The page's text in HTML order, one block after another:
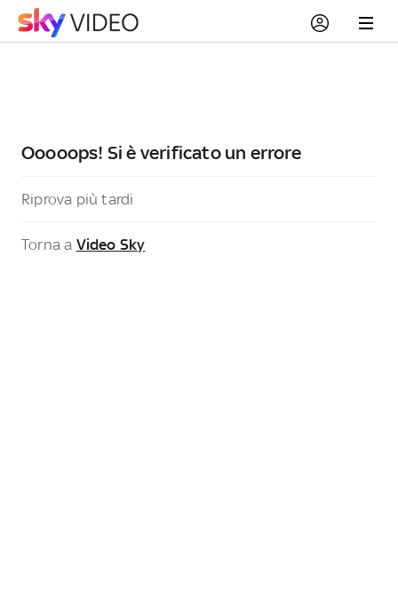
Ooooops! Si è verificato un errore
Riprova più tardi
Torna a Video Sky